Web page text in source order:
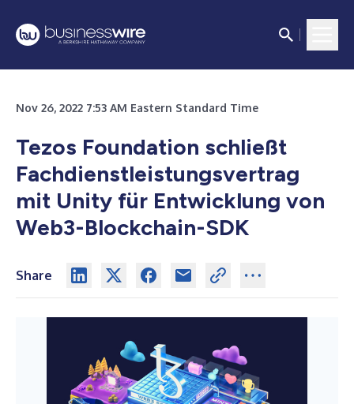
Nov 26, 2022 7:53 AM Eastern Standard Time
Tezos Foundation schließt
Fachdienstleistungsvertrag
mit Unity für Entwicklung von
Web3-Blockchain-SDK
Share